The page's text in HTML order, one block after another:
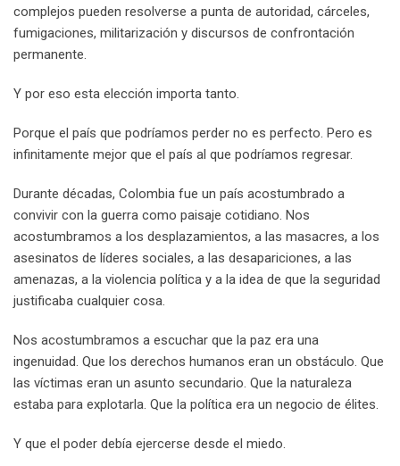
complejos pueden resolverse a punta de autoridad, cárceles,
fumigaciones, militarización y discursos de confrontación
permanente.
Y por eso esta elección importa tanto.
Porque el país que podríamos perder no es perfecto. Pero es
infinitamente mejor que el país al que podríamos regresar.
Durante décadas, Colombia fue un país acostumbrado a
convivir con la guerra como paisaje cotidiano. Nos
acostumbramos a los desplazamientos, a las masacres, a los
asesinatos de líderes sociales, a las desapariciones, a las
amenazas, a la violencia política y a la idea de que la seguridad
justificaba cualquier cosa.
Nos acostumbramos a escuchar que la paz era una
ingenuidad. Que los derechos humanos eran un obstáculo. Que
las víctimas eran un asunto secundario. Que la naturaleza
estaba para explotarla. Que la política era un negocio de élites.
Y que el poder debía ejercerse desde el miedo.